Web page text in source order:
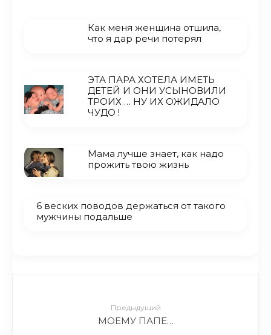
Как меня женщина отшила,
что я дар речи потерял
ЭТА ПАРА ХОТЕЛА ИМЕТЬ
ДЕТЕЙ И ОНИ УСЫНОВИЛИ
ТРОИХ … НУ ИХ ОЖИДАЛО
ЧУДО !
Мама лучше знает, как надо
прожить твою жизнь
6 веских поводов держаться от такого
мужчины подальше
Предыдущий
МОЕМУ ПАПЕ…